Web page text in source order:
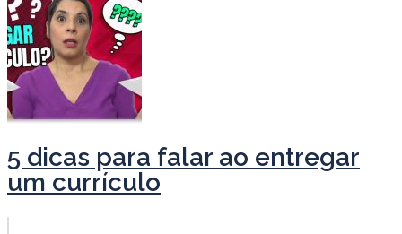
5 dicas para falar ao entregar
um currículo